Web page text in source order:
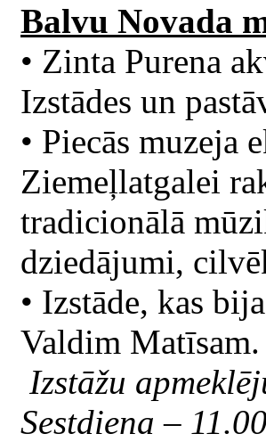
Balvu Novada
• Zinta Purena
Izstādes un
• Piecās muzeja
Ziemeļlatgalei
tradicionālā
dziedājumi,
• Izstāde, kas
Valdim Matīsam.
Izstāžu
Sestdiena –